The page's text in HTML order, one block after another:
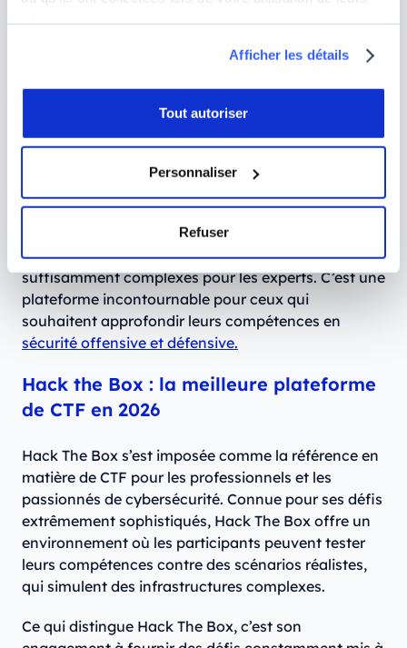
Afficher les détails
Tout autoriser
Personnaliser
Refuser
Bien établie dans le monde de la cybersécurité et
des CTF, RootMe est une plateforme réputée pour la
diversité et la qualité de ses challenges. RootMe se
communauté active, où les utilisateurs peuvent
échanger des astuces et des solutions.
Les challenges sont classés par niveau de difficulté,
permettant aux débutants de progresser
graduellement tout en offrant des défis
suffisamment complexes pour les experts. C’est une
plateforme incontournable pour ceux qui
souhaitent approfondir leurs compétences en
sécurité offensive et défensive.
Hack the Box : la meilleure plateforme
de CTF en 2026
Hack The Box s’est imposée comme la référence en
matière de CTF pour les professionnels et les
passionnés de cybersécurité. Connue pour ses défis
extrêmement sophistiqués, Hack The Box offre un
environnement où les participants peuvent tester
leurs compétences contre des scénarios réalistes,
qui simulent des infrastructures complexes.
Ce qui distingue Hack The Box, c’est son